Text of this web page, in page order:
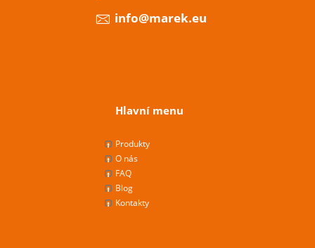
info@marek.eu
Hlavní menu
Produkty
O nás
FAQ
Blog
Kontakty